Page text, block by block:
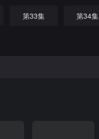
第33集 第34集